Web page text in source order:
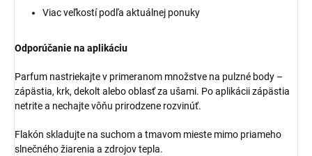
Viac veľkostí podľa aktuálnej ponuky
Odporúčanie na aplikáciu
Parfum nastriekajte v primeranom množstve na pulzné body –
zápästia, krk, dekolt alebo oblasť za ušami. Po aplikácii zápästia
netrite a nechajte vôňu prirodzene rozvinúť.
Flakón skladujte na suchom a tmavom mieste mimo priameho
slnečného žiarenia a zdrojov tepla.